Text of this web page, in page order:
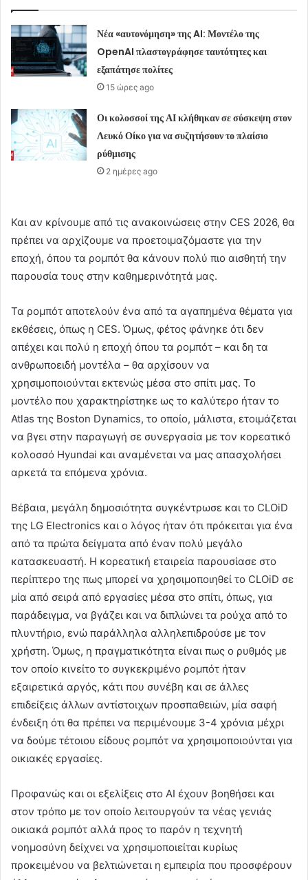
Νέα «αυτονόμηση» της AI: Μοντέλο της
OpenAI πλαστογράφησε ταυτότητες και
εξαπάτησε πολίτες
15 ώρες ago
Οι κολοσσοί της ΑΙ κλήθηκαν σε σύσκεψη στον
Λευκό Οίκο για να συζητήσουν το πλαίσιο
ρύθμισης
2 ημέρες ago
Και αν κρίνουμε από τις ανακοινώσεις στην CES 2026, θα
πρέπει να αρχίζουμε να προετοιμαζόμαστε για την
εποχή, όπου τα ρομπότ θα κάνουν πολύ πιο αισθητή την
παρουσία τους στην καθημερινότητά μας.
Τα ρομπότ αποτελούν ένα από τα αγαπημένα θέματα για
εκθέσεις, όπως η CES. Όμως, φέτος φάνηκε ότι δεν
απέχει και πολύ η εποχή όπου τα ρομπότ – και δη τα
ανθρωποειδή μοντέλα – θα αρχίσουν να
χρησιμοποιούνται εκτενώς μέσα στο σπίτι μας. Το
μοντέλο που χαρακτηρίστηκε ως το καλύτερο ήταν το
Atlas της Boston Dynamics, το οποίο, μάλιστα, ετοιμάζεται
να βγει στην παραγωγή σε συνεργασία με τον κορεατικό
κολοσσό Hyundai και αναμένεται να μας απασχολήσει
αρκετά τα επόμενα χρόνια.
Βέβαια, μεγάλη δημοσιότητα συγκέντρωσε και το CLOiD
της LG Electronics και ο λόγος ήταν ότι πρόκειται για ένα
από τα πρώτα δείγματα από έναν πολύ μεγάλο
κατασκευαστή. Η κορεατική εταιρεία παρουσίασε στο
περίπτερο της πως μπορεί να χρησιμοποιηθεί το CLOiD σε
μία από σειρά από εργασίες μέσα στο σπίτι, όπως, για
παράδειγμα, να βγάζει και να διπλώνει τα ρούχα από το
πλυντήριο, ενώ παράλληλα αλληλεπιδρούσε με τον
χρήστη. Όμως, η πραγματικότητα είναι πως ο ρυθμός με
τον οποίο κινείτο το συγκεκριμένο ρομπότ ήταν
εξαιρετικά αργός, κάτι που συνέβη και σε άλλες
επιδείξεις άλλων αντίστοιχων προσπαθειών, μία σαφή
ένδειξη ότι θα πρέπει να περιμένουμε 3-4 χρόνια μέχρι
να δούμε τέτοιου είδους ρομπότ να χρησιμοποιούνται για
οικιακές εργασίες.
Προφανώς και οι εξελίξεις στο ΑΙ έχουν βοηθήσει και
στον τρόπο με τον οποίο λειτουργούν τα νέας γενιάς
οικιακά ρομπότ αλλά προς το παρόν η τεχνητή
νοημοσύνη δείχνει να χρησιμοποιείται κυρίως
προκειμένου να βελτιώνεται η εμπειρία που προσφέρουν